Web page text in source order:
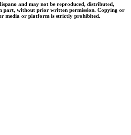
and may not be reproduced, distributed,
part, without prior written permission. Copying or
media or platform is strictly prohibited.